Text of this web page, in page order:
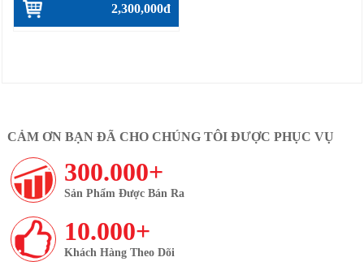
2,300,000đ
CẢM ƠN BẠN ĐÃ CHO CHÚNG TÔI ĐƯỢC PHỤC VỤ
300.000+
Sản Phẩm Được Bán Ra
10.000+
Khách Hàng Theo Dõi